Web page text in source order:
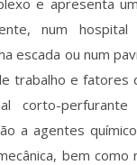
e apresenta
num
escada ou num
trabalho e fatores
corto-
a agentes
bem como